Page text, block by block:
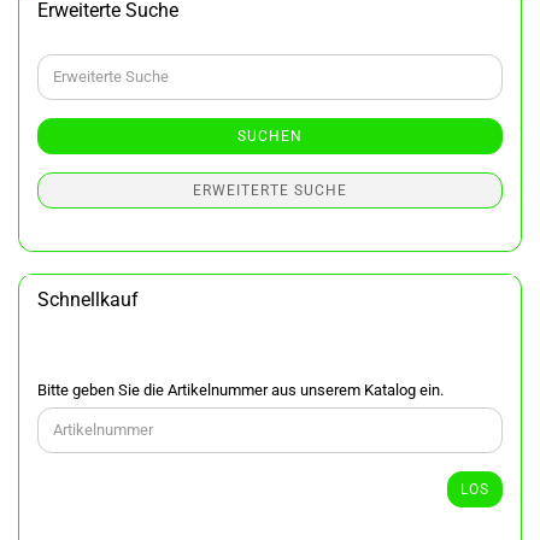
Erweiterte Suche
Erweiterte
Suche
SUCHEN
ERWEITERTE SUCHE
Schnellkauf
BITTE
GEBEN
SIE
DIE
Bitte geben Sie die Artikelnummer aus unserem Katalog ein.
LOS